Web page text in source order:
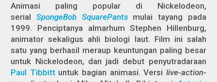
Animasi paling popular di Nickelodeon,
serialSpongeBob SquarePantsmulai tayang pada
1999. Penciptanya almarhum Stephen Hillenburg,
animator sekaligus ahli biologi laut. Film ini salah
satu yang berhasil meraup keuntungan paling besar
untuk Nickelodeon, dan jadi debut penyutradaraan
Paul Tibbittuntuk bagian animasi. Versi live-action-